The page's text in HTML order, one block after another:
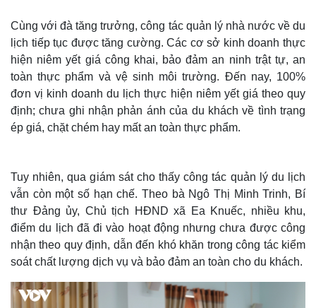
Thế giới
Quan sát
Cuộc sống đó đây
Multimedia
Video
Ảnh
Cùng với đà tăng trưởng, công tác quản lý nhà nước về du
lịch tiếp tục được tăng cường. Các cơ sở kinh doanh thực
hiện niêm yết giá công khai, bảo đảm an ninh trật tự, an
toàn thực phẩm và vệ sinh môi trường. Đến nay, 100%
đơn vị kinh doanh du lịch thực hiện niêm yết giá theo quy
định; chưa ghi nhận phản ánh của du khách về tình trạng
ép giá, chặt chém hay mất an toàn thực phẩm.
Tuy nhiên, qua giám sát cho thấy công tác quản lý du lịch
vẫn còn một số hạn chế. Theo bà Ngô Thị Minh Trinh, Bí
thư Đảng ủy, Chủ tịch HĐND xã Ea Knuếc, nhiều khu,
điểm du lịch đã đi vào hoạt động nhưng chưa được công
nhận theo quy định, dẫn đến khó khăn trong công tác kiểm
soát chất lượng dịch vụ và bảo đảm an toàn cho du khách.